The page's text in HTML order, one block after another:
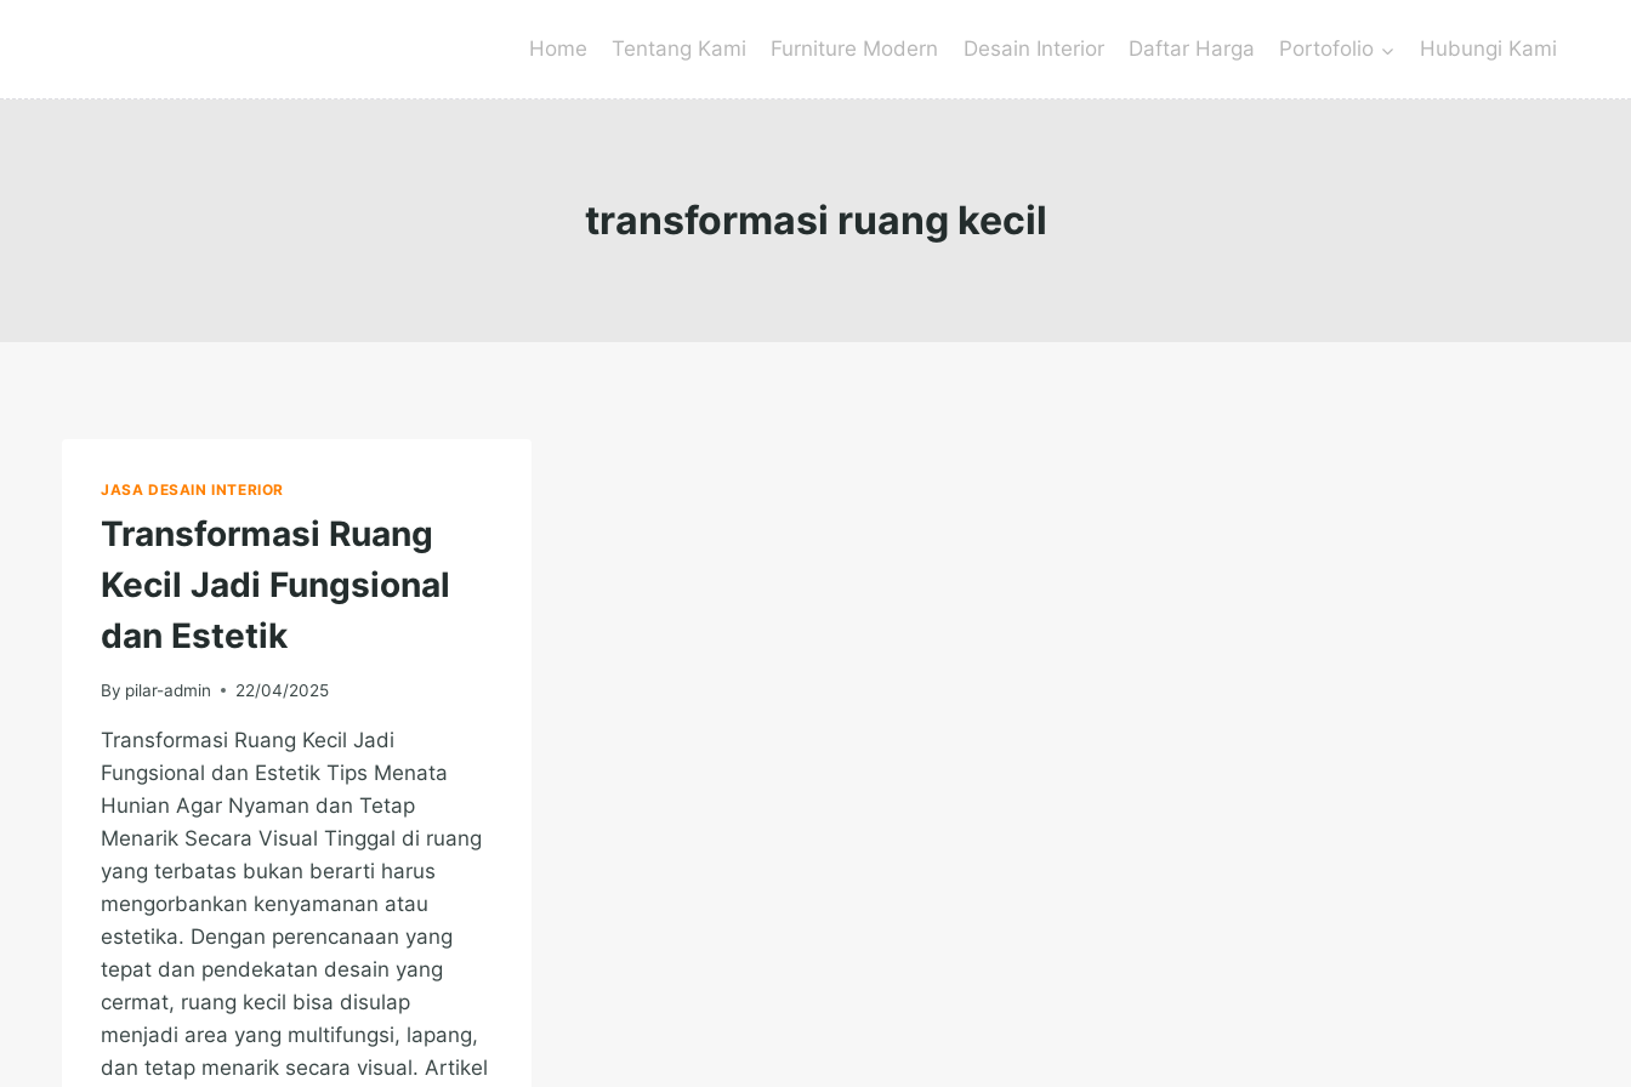
Home Tentang Kami Furniture Modern Desain Interior Daftar Harga Portofolio Hubungi Kami
transformasi ruang kecil
JASA DESAIN INTERIOR
Transformasi Ruang
Kecil Jadi Fungsional
dan Estetik
By pilar-admin 22/04/2025
Transformasi Ruang Kecil Jadi
Fungsional dan Estetik Tips Menata
Hunian Agar Nyaman dan Tetap
Menarik Secara Visual Tinggal di ruang
yang terbatas bukan berarti harus
mengorbankan kenyamanan atau
estetika. Dengan perencanaan yang
tepat dan pendekatan desain yang
cermat, ruang kecil bisa disulap
menjadi area yang multifungsi, lapang,
dan tetap menarik secara visual. Artikel